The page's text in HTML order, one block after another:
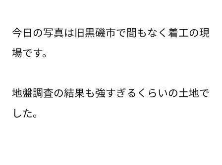
今日の写真は旧黒磯市で間もなく着工の現
場です。
地盤調査の結果も強すぎるくらいの土地で
した。